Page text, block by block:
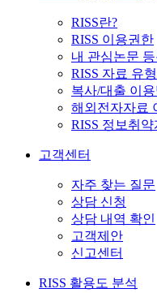
RISS란?
RISS 이용권한
내 관심논문
RISS 자료 유
복사/대출 이
해외전자자료
RISS 정보취
고객센터
자주 찾는 질문
상담 신청
상담 내역 확인
고객제안
신고센터
RISS 활용도 분석